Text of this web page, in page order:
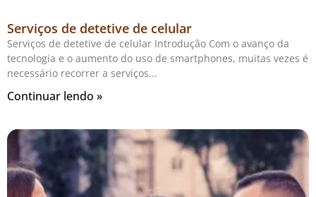
Serviços de detetive de celular
Serviços de detetive de celular Introdução Com o avanço da
tecnologia e o aumento do uso de smartphones, muitas vezes é
necessário recorrer a serviços
Continuar lendo »